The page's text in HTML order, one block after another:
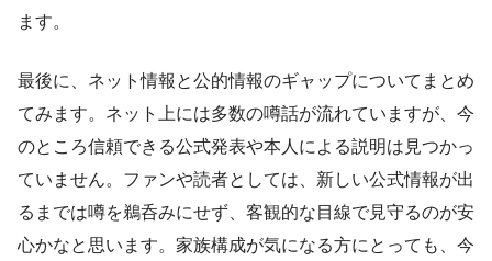
ます。
最後に、ネット情報と公的情報のギャップについてまとめ
てみます。ネット上には多数の噂話が流れていますが、今
のところ信頼できる公式発表や本人による説明は見つかっ
ていません。ファンや読者としては、新しい公式情報が出
るまでは噂を鵜呑みにせず、客観的な目線で見守るのが安
心かなと思います。家族構成が気になる方にとっても、今